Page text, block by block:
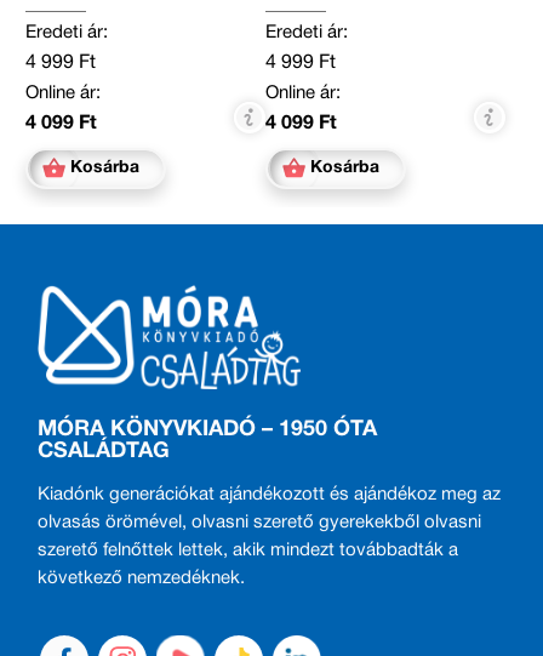
Eredeti ár:
4 999 Ft
Online ár:
4 099 Ft
Kosárba
Eredeti ár:
4 999 Ft
Online ár:
4 099 Ft
Kosárba
MÓRA KÖNYVKIADÓ – 1950 ÓTA
CSALÁDTAG
Kiadónk generációkat ajándékozott és ajándékoz meg az
olvasás örömével, olvasni szerető gyerekekből olvasni
szerető felnőttek lettek, akik mindezt továbbadták a
következő nemzedéknek.